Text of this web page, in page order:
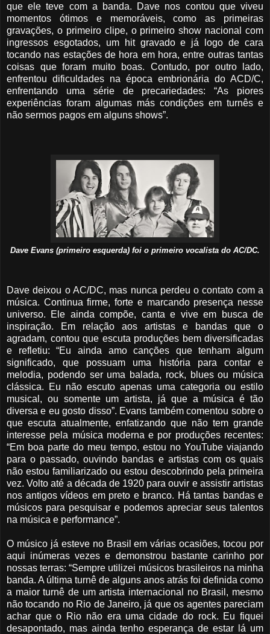
que ele teve com a banda. Dave nos contou que viveu
momentos ótimos e memoráveis, como as primeiras
gravações, o primeiro clipe, o primeiro show nacional com
ingressos esgotados, um hit gravado e já logo de cara
tocando nas estações de hora em hora, entre outras tantas
coisas que foram muito boas. Contudo, por outro lado,
enfrentou dificuldades na época embrionária do ACD/C,
enfrentando uma série de precariedades: “As piores
experiências foram algumas más condições em turnês e
não sermos pagos em alguns shows”.
Dave Evans (primeiro esquerda) foi o primeiro vocalista do AC/DC.
Dave deixou o AC/DC, mas nunca perdeu o contato com a
música. Continua firme, forte e marcando presença nesse
universo. Ele ainda compõe, canta e vive em busca de
inspiração. Em relação aos artistas e bandas que o
agradam, contou que escuta produções bem diversificadas
e refletiu: “Eu ainda amo canções que tenham algum
significado, que possuam uma história para contar e
melodia, podendo ser uma balada, rock, blues ou música
clássica. Eu não escuto apenas uma categoria ou estilo
musical, ou somente um artista, já que a música é tão
diversa e eu gosto disso”. Evans também comentou sobre o
que escuta atualmente, enfatizando que não tem grande
interesse pela música moderna e por produções recentes:
“Em boa parte do meu tempo, estou no YouTube viajando
para o passado, ouvindo bandas e artistas com os quais
não estou familiarizado ou estou descobrindo pela primeira
vez. Volto até a década de 1920 para ouvir e assistir artistas
nos antigos vídeos em preto e branco. Há tantas bandas e
músicos para pesquisar e podemos apreciar seus talentos
na música e performance”.
O músico já esteve no Brasil em várias ocasiões, tocou por
aqui inúmeras vezes e demonstrou bastante carinho por
nossas terras: “Sempre utilizei músicos brasileiros na minha
banda. A última turnê de alguns anos atrás foi definida como
a maior turnê de um artista internacional no Brasil, mesmo
não tocando no Rio de Janeiro, já que os agentes pareciam
achar que o Rio não era uma cidade do rock. Eu fiquei
desapontado, mas ainda tenho esperança de estar lá um